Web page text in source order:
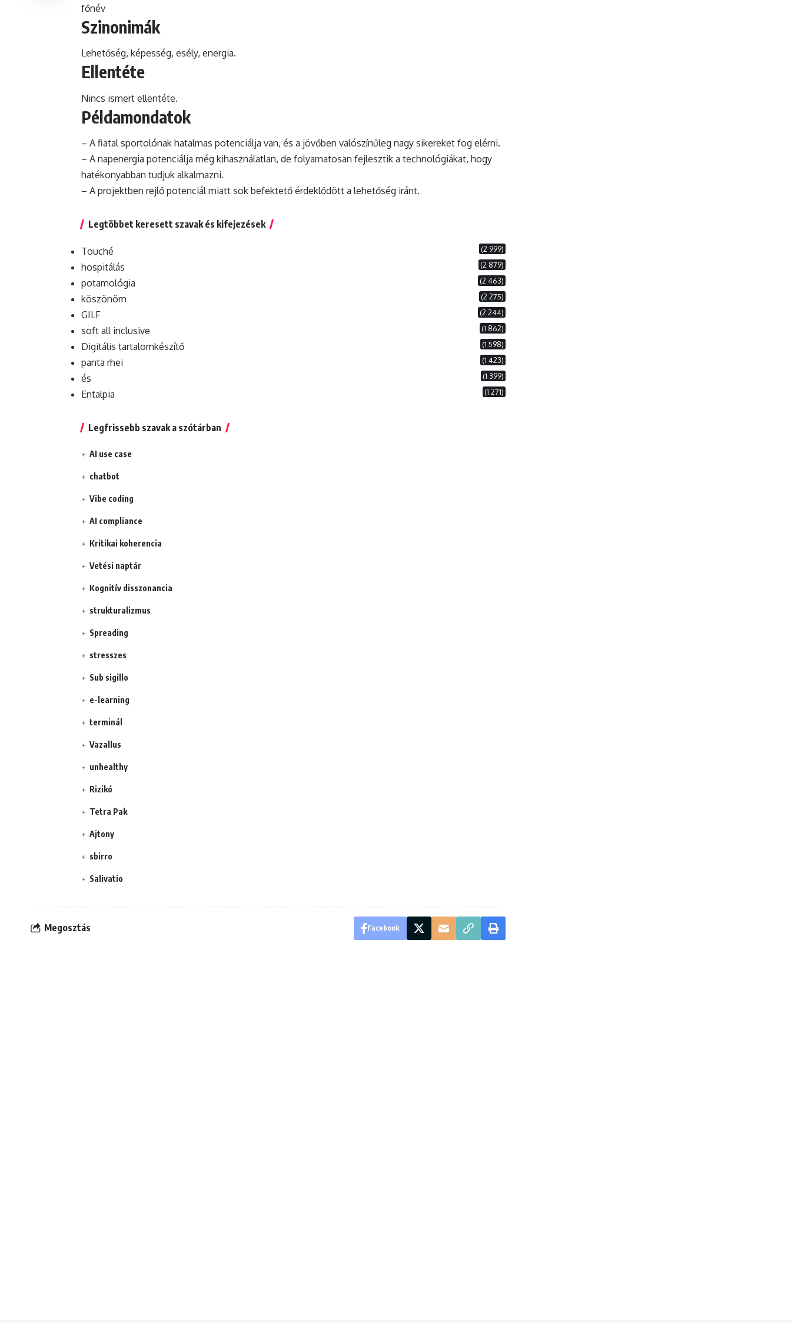
főnév
Szinonimák
Lehetőség, képesség, esély, energia.
Ellentéte
Nincs ismert ellentéte.
Példamondatok
– A fiatal sportolónak hatalmas potenciálja van, és a jövőben valószínűleg nagy sikereket fog elérni.
– A napenergia potenciálja még kihasználatlan, de folyamatosan fejlesztik a technológiákat, hogy
hatékonyabban tudjuk alkalmazni.
– A projektben rejlő potenciál miatt sok befektető érdeklődött a lehetőség iránt.
Legtöbbet keresett szavak és kifejezések
Touché (2 999)
hospitálás (2 879)
potamológia (2 463)
köszönöm (2 275)
GILF (2 244)
soft all inclusive (1 862)
Digitális tartalomkészítő (1 598)
panta rhei (1 423)
és (1 399)
Entalpia (1 271)
Legfrissebb szavak a szótárban
AI use case
chatbot
Vibe coding
AI compliance
Kritikai koherencia
Vetési naptár
Kognitív disszonancia
strukturalizmus
Spreading
stresszes
Sub sigillo
e-learning
terminál
Vazallus
unhealthy
Rizikó
Tetra Pak
Ajtony
sbirro
Salivatio
Megosztás Facebook